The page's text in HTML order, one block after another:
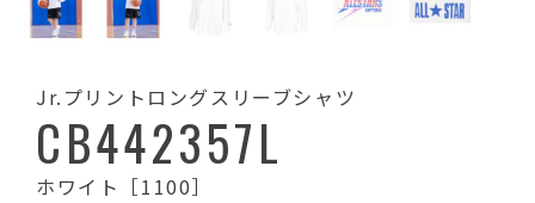
Jr.プリントロングスリーブシャツ
CB442357L
ホワイト［1100］